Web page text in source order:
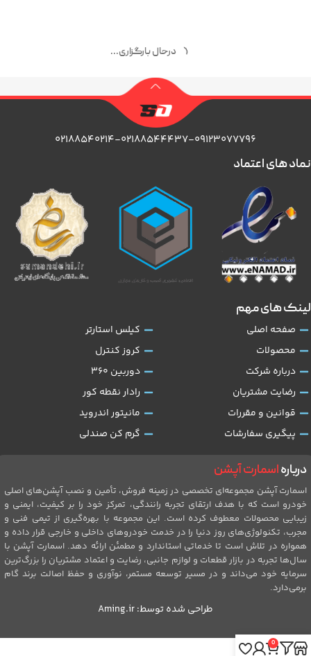
درحال بارگزاری...
۰۲۱۸۸۵۴۰۲۱۴-۰۲۱۸۸۵۴۴۴۳۷-۰۹۱۲۳۰۷۷۷۹۶
دربارهاسمارت آپشن
اسمارت آپشن مجموعه‌ای تخصصی در زمینه فروش، تأمین و نصب آپشن‌های اصلی
خودرو است که با هدف ارتقای تجربه رانندگی، تمرکز خود را بر کیفیت، ایمنی و
زیبایی محصولات معطوف کرده است. این مجموعه با بهره‌گیری از تیمی فنی و
مجرب، تکنولوژی‌های روز دنیا را در خدمت خودروهای داخلی و خارجی قرار داده و
همواره در تلاش است تا خدماتی استاندارد و مطمئن ارائه دهد. اسمارت آپشن با
سال‌ها تجربه در بازار قطعات و لوازم جانبی، رضایت و اعتماد مشتریان را بزرگ‌ترین
سرمایه خود می‌داند و در مسیر توسعه مستمر، نوآوری و حفظ اصالت برند گام
برمی‌دارد.
لینک های مهم
صفحه اصلی
محصولات
درباره شرکت
رضایت مشتریان
قوانین و مقررات
پیگیری سفارشات
کیلس استارتر
کروز کنترل
دوربین 360
رادار نقطه کور
مانیتور اندروید
گرم کن صندلی
نماد های اعتماد
طراحی شده توسط:Aming.ir
0